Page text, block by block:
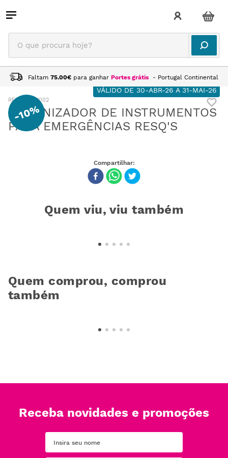
O que procura hoje?
Faltam 75.00€ para ganhar Portes grátis - Portugal Continental
-10%
VÁLIDO DE 30-ABR-26 A 31-MAI-26
MM131002
ORGANIZADOR DE INSTRUMENTOS
PARA EMERGÊNCIAS RESQ'S
Quem viu, viu também
Quem comprou, comprou
também
Receba novidades e promoções